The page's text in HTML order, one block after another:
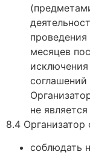
месяцев
не
8.4 Организатор
соблюдать